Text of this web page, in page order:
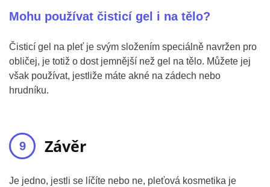
Mohu používat čisticí gel i na tělo?
Čisticí gel na pleť je svým složením speciálně navržen pro
obličej, je totiž o dost jemnější než gel na tělo. Můžete jej
však používat, jestliže máte akné na zádech nebo
hrudníku.
Závěr
Je jedno, jestli se líčíte nebo ne, pleťová kosmetika je